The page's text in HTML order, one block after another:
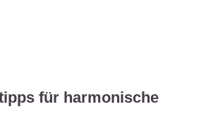
für harmonische